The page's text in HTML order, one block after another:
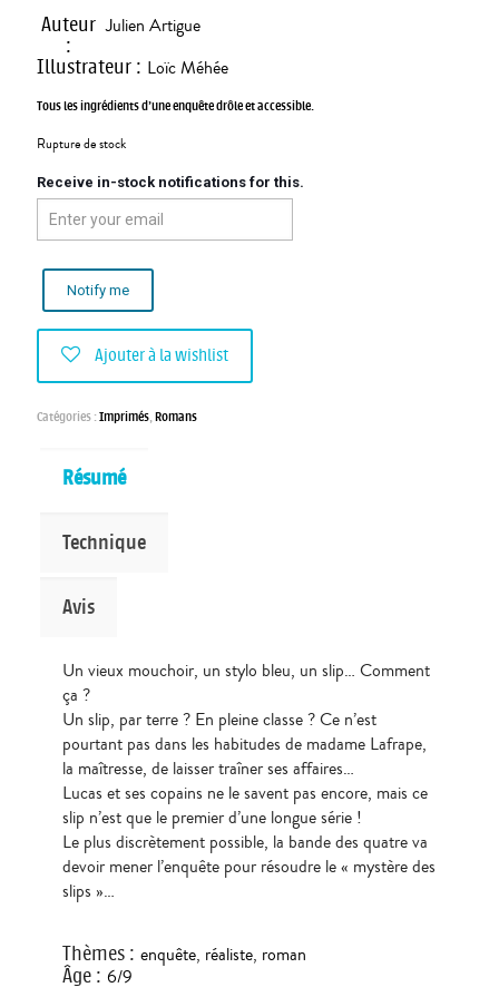
Auteur
:
Julien Artigue
Illustrateur : Loïc Méhée
Tous les ingrédients d’une enquête drôle et accessible.
Rupture de stock
Receive in-stock notifications for this.
Notify me
Ajouter à la wishlist
Catégories :Imprimés Romans
Résumé
Technique
Avis
Un vieux mouchoir, un stylo bleu, un slip… Comment
ça ?
Un slip, par terre ? En pleine classe ? Ce n’est
pourtant pas dans les habitudes de madame Lafrape,
la maîtresse, de laisser traîner ses affaires…
Lucas et ses copains ne le savent pas encore, mais ce
slip n’est que le premier d’une longue série !
Le plus discrètement possible, la bande des quatre va
devoir mener l’enquête pour résoudre le « mystère des
slips »…
Thèmes: enquête, réaliste, roman
Âge: 6/9